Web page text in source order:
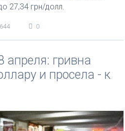
27,34 грн/долл.
644 0
апреля: гривна
и просела - к